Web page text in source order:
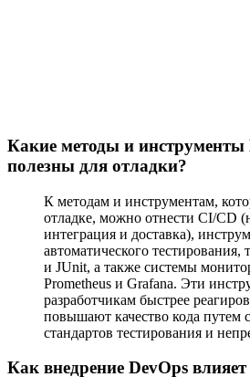
Какие методы и инструменты
полезны для отладки?
К методам и инструментам,
отладке, можно отнести CI/CD
интеграция и доставка),
автоматического тестирования,
и JUnit, а также системы
Prometheus и Grafana. Эти
разработчикам быстрее
повышают качество кода путем
стандартов тестирования и
Как внедрение DevOps